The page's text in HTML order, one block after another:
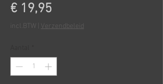
€ 19,95
incl.BTW Verzendbeleid